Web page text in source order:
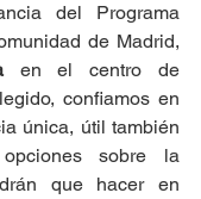
del Programa
en el centro de
confiamos en
única, útil también
opciones sobre la
que hacer en